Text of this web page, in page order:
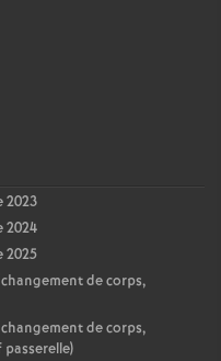
2023
2024
2025
de corps,
de corps,